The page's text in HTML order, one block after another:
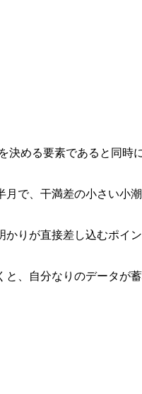
決める要素であると同時
で、干満差の小さい小
りが直接差し込むポイ
、自分なりのデータが